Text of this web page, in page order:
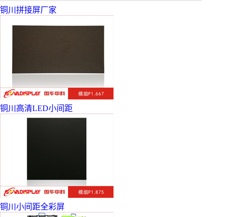
铜川拼接屏厂家
铜川高清LED小间距
铜川小间距全彩屏